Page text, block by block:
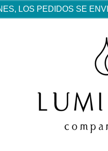
LOS PEDIDOS SE
avec une analyse de son